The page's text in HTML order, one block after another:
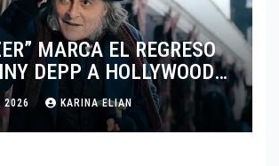
MARCA EL REGRESO
DEPP A HOLLYWOOD
POR EL CINE
EUROPEO
2026 KARINA ELIAN